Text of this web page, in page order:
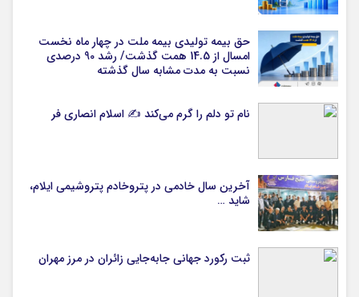
حق بیمه تولیدی بیمه ملت در چهار ماه نخست
امسال از 14.5 همت گذشت/ رشد 90 درصدی
نسبت به مدت مشابه سال گذشته
نام تو دلم را گرم می‌کند ✍️ اسلام انصاری فر
آخرین سال خادمی در پتروخادم پتروشیمی ایلام،
شاید …
ثبت رکورد جهانی جابه‌جایی زائران در مرز مهران